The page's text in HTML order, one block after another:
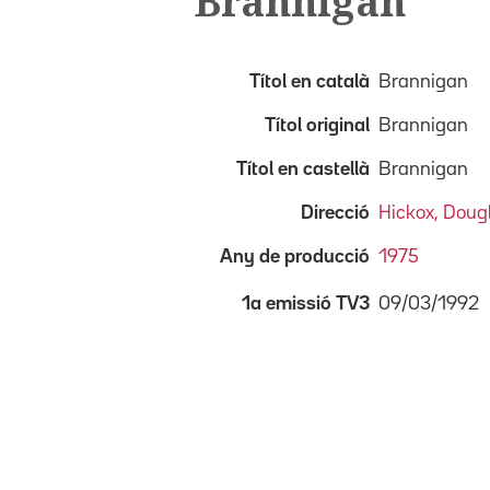
Títol en català Brannigan
Títol original Brannigan
Títol en castellà Brannigan
Direcció Hickox,
Any de producció 1975
1a emissió TV3 09/03/1992